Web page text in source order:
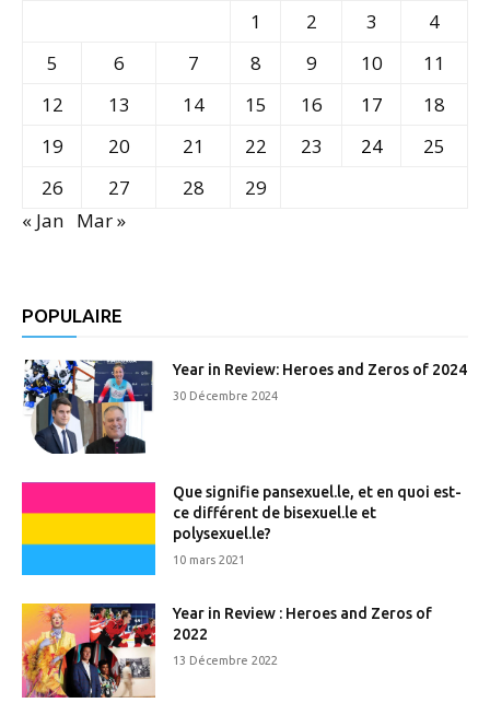
1
2 3
4
5
6 7 8 9 10
11
12
13 14 15 16 17
18
19
20 21 22 23 24
25
26
27 28
29
« Jan Mar »
POPULAIRE
Year in Review: Heroes and Zeros of 2024
30 Décembre 2024
Que signifie pansexuel.le, et en quoi est-
ce différent de bisexuel.le et
polysexuel.le?
10 mars 2021
Year in Review : Heroes and Zeros of
2022
13 Décembre 2022